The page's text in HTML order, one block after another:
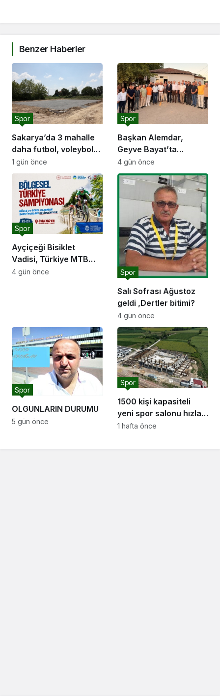
Benzer Haberler
Sakarya’da 3 mahalle
daha futbol, voleybol
ve basketbol sahasına
kavuşuyor
Spor
1 gün önce
Başkan Alemdar,
Geyve Bayat’ta
hemşehrileriyle
buluştu: “Gençlik ve
spor yatırımlarını
hayata geçirmeye
devam edeceğiz”
Spor
4 gün önce
Ayçiçeği Bisiklet
Vadisi, Türkiye MTB
Şampiyonası’na ev
Spor
4 gün önce
Salı Sofrası Ağustoz
geldi ,Dertler bitimi?
Spor
4 gün önce
OLGUNLARIN DURUMU
Spor
5 gün önce
1500 kişi kapasiteli
yeni spor salonu hızla
yükseliyor: “Salon
Spor
1 hafta önce